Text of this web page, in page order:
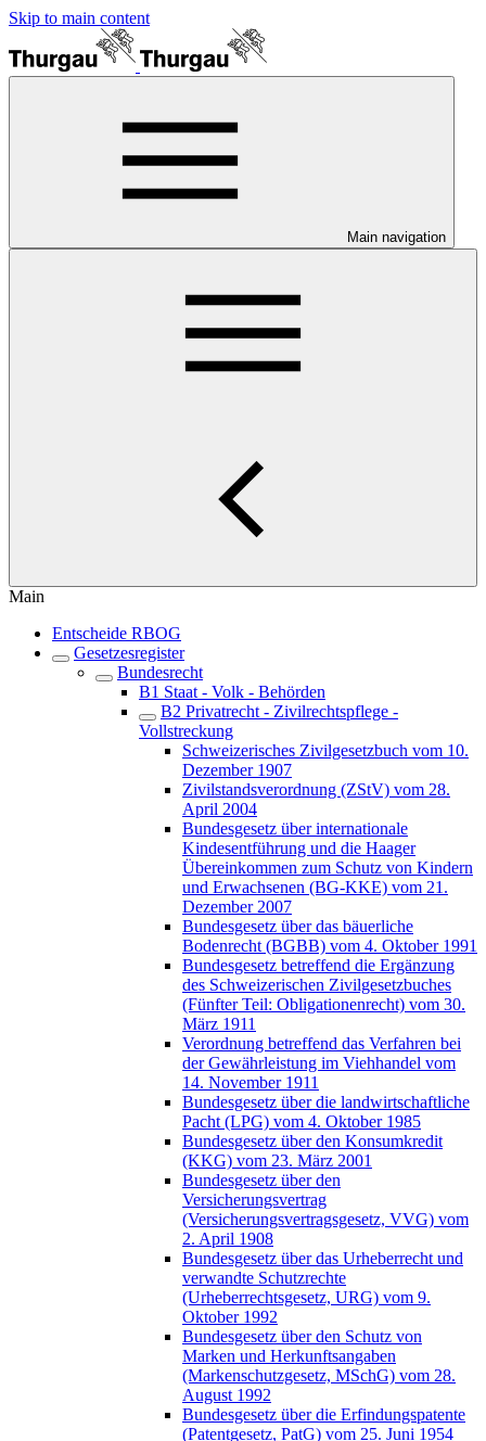
Skip to main content
Main navigation
Main
Entscheide RBOG
Gesetzesregister
Bundesrecht
B1 Staat - Volk - Behörden
B2 Privatrecht - Zivilrechtspflege -
Vollstreckung
Schweizerisches Zivilgesetzbuch vom 10.
Dezember 1907
Zivilstandsverordnung (ZStV) vom 28.
April 2004
Bundesgesetz über internationale
Kindesentführung und die Haager
Übereinkommen zum Schutz von Kindern
und Erwachsenen (BG-KKE) vom 21.
Dezember 2007
Bundesgesetz über das bäuerliche
Bodenrecht (BGBB) vom 4. Oktober 1991
Bundesgesetz betreffend die Ergänzung
des Schweizerischen Zivilgesetzbuches
(Fünfter Teil: Obligationenrecht) vom 30.
März 1911
Verordnung betreffend das Verfahren bei
der Gewährleistung im Viehhandel vom
14. November 1911
Bundesgesetz über die landwirtschaftliche
Pacht (LPG) vom 4. Oktober 1985
Bundesgesetz über den Konsumkredit
(KKG) vom 23. März 2001
Bundesgesetz über den
Versicherungsvertrag
(Versicherungsvertragsgesetz, VVG) vom
2. April 1908
Bundesgesetz über das Urheberrecht und
verwandte Schutzrechte
(Urheberrechtsgesetz, URG) vom 9.
Oktober 1992
Bundesgesetz über den Schutz von
Marken und Herkunftsangaben
(Markenschutzgesetz, MSchG) vom 28.
August 1992
Bundesgesetz über die Erfindungspatente
(Patentgesetz, PatG) vom 25. Juni 1954